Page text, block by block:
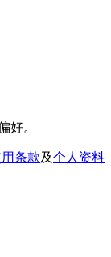
好。
条款及个人资料